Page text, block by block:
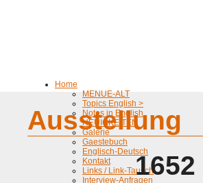
Home
MENUE-ALT
Topics English >
Notes in English
NEUIGKEITEN
Galerie
Gaestebuch
Englisch-Deutsch
Kontakt
Links / Link-Tausch
Interview-Anfragen
Ausstellung